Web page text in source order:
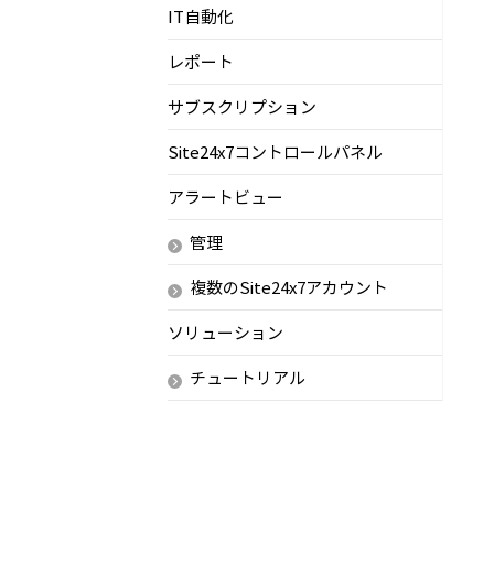
IT自動化
レポート
サブスクリプション
Site24x7コントロールパネル
アラートビュー
管理
複数のSite24x7アカウント
ソリューション
チュートリアル